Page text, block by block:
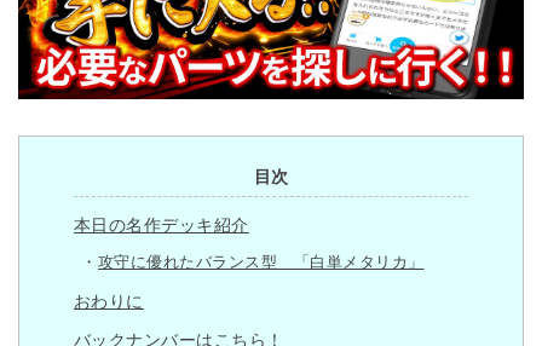
目次
本日の名作デッキ紹介
攻守に優れたバランス型 「白単メタリカ」
おわりに
バックナンバーはこちら！